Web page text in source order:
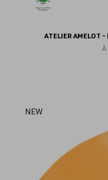
ATELIER AMELOT -
À
NEW